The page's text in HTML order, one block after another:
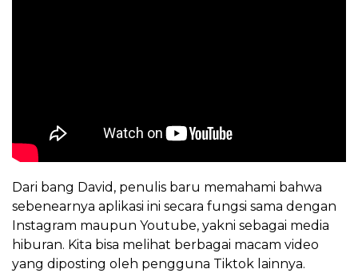
Dari bang David, penulis baru memahami bahwa
sebenearnya aplikasi ini secara fungsi sama dengan
Instagram maupun Youtube, yakni sebagai media
hiburan. Kita bisa melihat berbagai macam video
yang diposting oleh pengguna Tiktok lainnya.